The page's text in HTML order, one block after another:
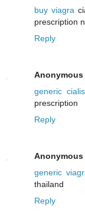
buy viagra
prescription
Reply
Anonymous
generic cialis
prescription
Reply
Anonymous
generic
thailand
Reply